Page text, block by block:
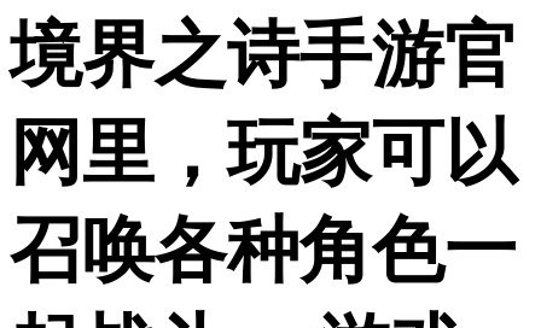
境界之诗手游官
网里，玩家可以
召唤各种角色一